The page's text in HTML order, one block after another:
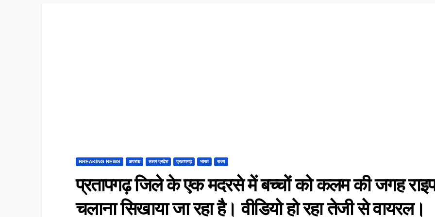
BREAKING NEWS अपराध उत्तर प्रदेश प्रतापगढ़ भारत राज्य
प्रतापगढ़ जिले के एक मदरसे में बच्चों को कलम की जगह
चलाना सिखाया जा रहा है। वीडियो हो रहा तेजी से वायरल।